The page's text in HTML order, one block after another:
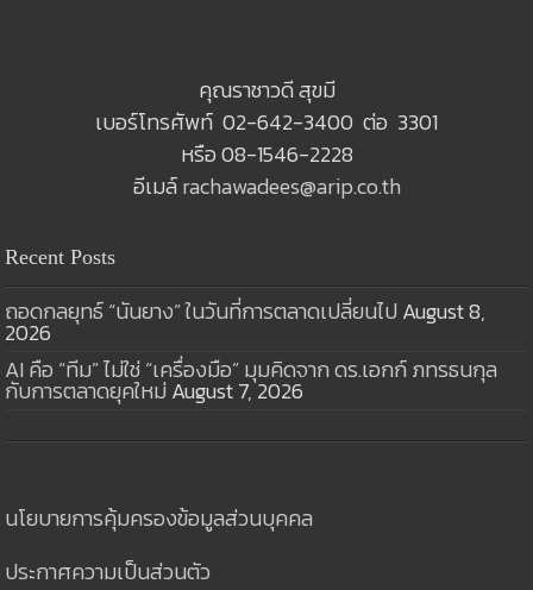
คุณราชาวดี สุขมี
เบอร์โทรศัพท์ 02-642-3400 ต่อ 3301
หรือ 08-1546-2228
อีเมล์rachawadees@arip.co.th
Recent Posts
ถอดกลยุทธ์ “นันยาง” ในวันที่การตลาดเปลี่ยนไป August 8,
2026
AI คือ “ทีม” ไม่ใช่ “เครื่องมือ” มุมคิดจาก ดร.เอกก์ ภทรธนกุล
กับการตลาดยุคใหม่ August 7, 2026
นโยบายการคุ้มครองข้อมูลส่วนบุคคล
ประกาศความเป็นส่วนตัว